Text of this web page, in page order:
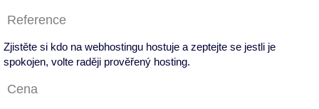
Reference
Zjistěte si kdo na webhostingu hostuje a zeptejte se jestli je
spokojen, volte raději prověřený hosting.
Cena